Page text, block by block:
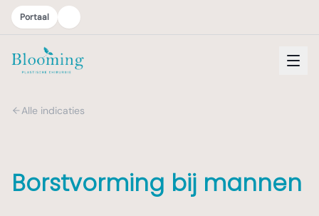
Portaal
Alle indicaties
Borstvorming bij mannen